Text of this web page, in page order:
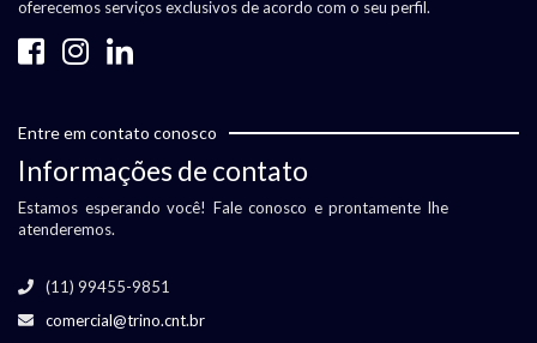
oferecemos serviços exclusivos de acordo com o seu perfil.
Entre em contato conosco
Informações de contato
Estamos esperando você! Fale conosco e prontamente lhe
atenderemos.
(11) 99455-9851
comercial@trino.cnt.br